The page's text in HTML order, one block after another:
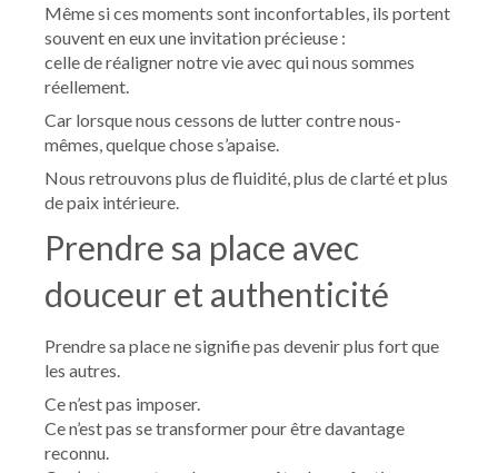
Même si ces moments sont inconfortables, ils portent
souvent en eux une invitation précieuse :
celle de réaligner notre vie avec qui nous sommes
réellement.
Car lorsque nous cessons de lutter contre nous-
mêmes, quelque chose s’apaise.
Nous retrouvons plus de fluidité, plus de clarté et plus
de paix intérieure.
Prendre sa place avec
douceur et authenticité
Prendre sa place ne signifie pas devenir plus fort que
les autres.
Ce n’est pas imposer.
Ce n’est pas se transformer pour être davantage
reconnu.